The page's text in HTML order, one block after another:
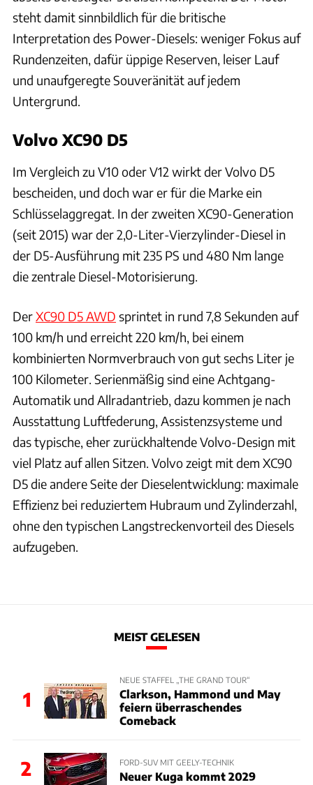
steht damit sinnbildlich für die britische
Interpretation des Power-Diesels: weniger Fokus auf
Rundenzeiten, dafür üppige Reserven, leiser Lauf
und unaufgeregte Souveränität auf jedem
Untergrund.
Volvo XC90 D5
Im Vergleich zu V10 oder V12 wirkt der Volvo D5
bescheiden, und doch war er für die Marke ein
Schlüsselaggregat. In der zweiten XC90-Generation
(seit 2015) war der 2,0-Liter-Vierzylinder-Diesel in
der D5-Ausführung mit 235 PS und 480 Nm lange
die zentrale Diesel-Motorisierung.
DerXC90 D5 AWD sprintet in rund 7,8 Sekunden auf
100 km/h und erreicht 220 km/h, bei einem
kombinierten Normverbrauch von gut sechs Liter je
100 Kilometer. Serienmäßig sind eine Achtgang-
Automatik und Allradantrieb, dazu kommen je nach
Ausstattung Luftfederung, Assistenzsysteme und
das typische, eher zurückhaltende Volvo-Design mit
viel Platz auf allen Sitzen. Volvo zeigt mit dem XC90
D5 die andere Seite der Dieselentwicklung: maximale
Effizienz bei reduziertem Hubraum und Zylinderzahl,
ohne den typischen Langstreckenvorteil des Diesels
aufzugeben.
MEIST GELESEN
1
NEUE STAFFEL „THE GRAND TOUR“
Clarkson, Hammond und May
feiern überraschendes
Comeback
2 FORD-SUV MIT GEELY-TECHNIK
Neuer Kuga kommt 2029